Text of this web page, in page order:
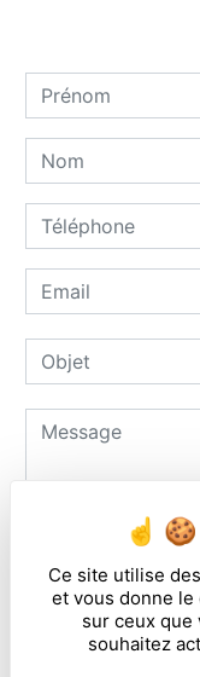
Ce site utilise
et vous donne le
sur ceux que
souhaitez
En cochant